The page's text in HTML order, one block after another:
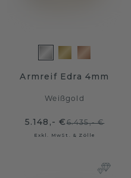
Armreif Edra 4mm
Weißgold
5.148,- €6.435,- €
Exkl. MwSt. & Zölle